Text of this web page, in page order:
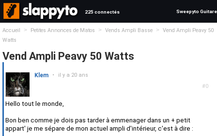
225 connectés Sweepyto Guitare
Accueil > Petites Annonces de Matos > Vends Ampli Basse >
Vend Ampli Peavy 50
Watts
Vend Ampli Peavy 50 Watts
#0
Klem • il y a 20 ans
Hello tout le monde,
Bon ben comme je dois pas tarder à emmenager dans un + petit
appart' je me sépare de mon actuel ampli d'intérieur, c'est à dire :